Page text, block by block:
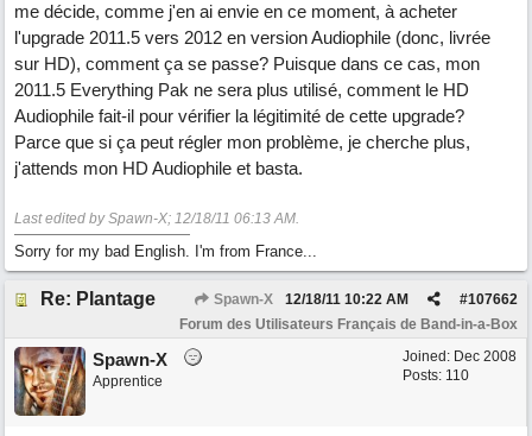
me décide, comme j'en ai envie en ce moment, à acheter
l'upgrade 2011.5 vers 2012 en version Audiophile (donc, livrée
sur HD), comment ça se passe? Puisque dans ce cas, mon
2011.5 Everything Pak ne sera plus utilisé, comment le HD
Audiophile fait-il pour vérifier la légitimité de cette upgrade?
Parce que si ça peut régler mon problème, je cherche plus,
j'attends mon HD Audiophile et basta.
Last edited by Spawn-X; 12/18/11 06:13 AM.
Sorry for my bad English. I'm from France...
Re: Plantage Spawn-X #107662
12/18/11 10:22 AM
Forum des Utilisateurs Français de Band-in-a-Box
Joined: Dec 2008
Posts: 110
Spawn-X
Apprentice